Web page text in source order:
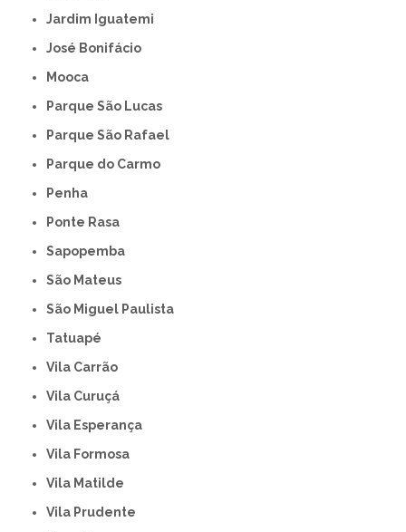
Jardim Iguatemi
José Bonifácio
Mooca
Parque São Lucas
Parque São Rafael
Parque do Carmo
Penha
Ponte Rasa
Sapopemba
São Mateus
São Miguel Paulista
Tatuapé
Vila Carrão
Vila Curuçá
Vila Esperança
Vila Formosa
Vila Matilde
Vila Prudente